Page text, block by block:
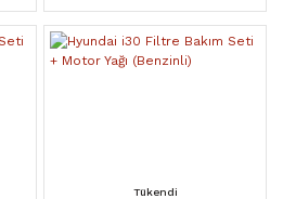
Tükendi